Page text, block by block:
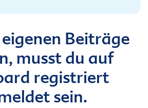
Beiträge
musst du auf
registriert
sein.